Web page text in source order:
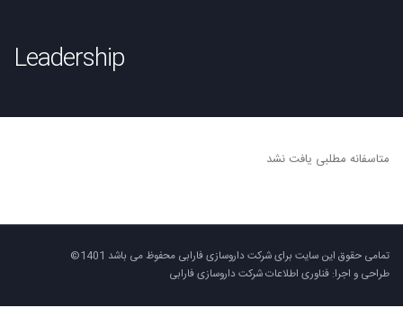
Leadership
متاسفانه مطلبی یافت نشد
تمامی حقوق این سایت برای شرکت داروسازی فارابی محفوظ می باشد 1401©
طراحی و اجرا: فناوری اطلاعات شرکت داروسازی فارابی